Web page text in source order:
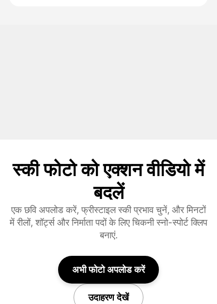
स्की फोटो को एक्शन वीडियो में
बदलें
एक छवि अपलोड करें, फ्रीस्टाइल स्की प्रभाव चुनें, और मिनटों
में रीलों, शॉर्ट्स और निर्माता पदों के लिए चिकनी स्नो-स्पोर्ट क्लिप
बनाएं.
अभी फोटो अपलोड करें
उदाहरण देखें